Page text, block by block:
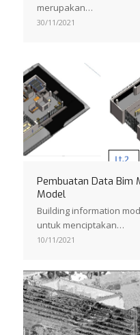
merupakan…
30/11/2021
Pembuatan Data Bim
Model
Building information
untuk menciptakan…
10/11/2021